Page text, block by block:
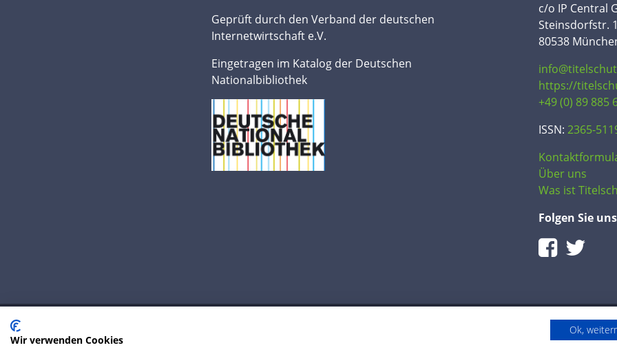
Geprüft durch den Verband der deutschen
Internetwirtschaft e.V.
Eingetragen im Katalog der Deutschen
Nationalbibliothek
c/o IP Central
Steinsdorfstr.
80538
https://
+49 (0) 89 885
ISSN: 2365-
Über uns
Was ist
Folgen Sie uns
© 2020 IP Central GmbH
Wir verwenden Cookies
Ok,